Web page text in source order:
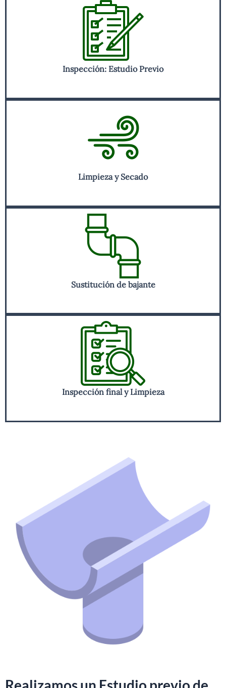
Inspección: Estudio Previo
Limpieza y Secado
Sustitución de bajante
Inspección final y Limpieza